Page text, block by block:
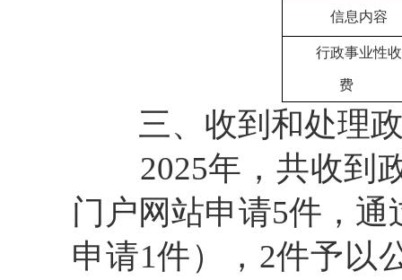
信息内容
行政事业性收
费
三、收到和处理政
2025年，共收到政
门户网站申请5件，
申请1件），2件予以